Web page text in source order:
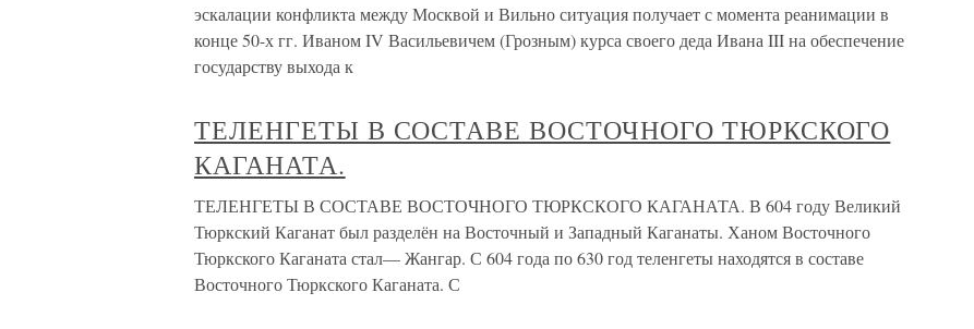
эскалации конфликта между Москвой и Вильно ситуация получает с момента реанимации в
конце 50-х гг. Иваном IV Васильевичем (Грозным) курса своего деда Ивана III на обеспечение
государству выхода к
ТЕЛЕНГЕТЫ В СОСТАВЕ ВОСТОЧНОГО ТЮРКСКОГО
КАГАНАТА.
ТЕЛЕНГЕТЫ В СОСТАВЕ ВОСТОЧНОГО ТЮРКСКОГО КАГАНАТА. В 604 году Великий
Тюркский Каганат был разделён на Восточный и Западный Каганаты. Ханом Восточного
Тюркского Каганата стал— Жангар. С 604 года по 630 год теленгеты находятся в составе
Восточного Тюркского Каганата. С